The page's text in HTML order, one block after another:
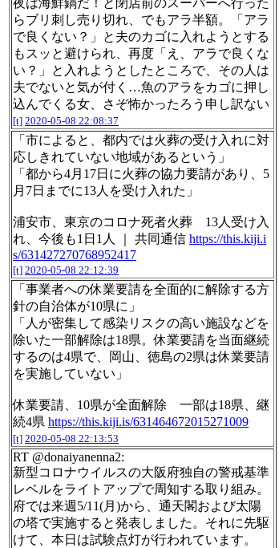
夜は海鮮鍋だ！と閉店前のスーパーへ行った
らブリ刺し売り切れ、でもアラ半額。「アラ
で良くない？」と夫のカゴに入れようとする
もスッと避けられ、再度「え、アラで良くな
い？」と入れようとしたところで、その人は
夫でないと気が付く…魚のアラをカゴに押し
込んでくる女、さぞ怖かったろう申し訳ない
[t] 2020-05-08 22:08:37
「市によると、都内では火葬の受け入れに対
応しきれていない地域があるという」
「都から4月17日に火葬の協力要請があり、5
月7日までに13人を受け入れた」
浦安市、東京のコロナ死者火葬 13人受け入
れ、今後も1日1人 ｜ 共同通信 https://this.kiji.i
s/631427270768952417
[t] 2020-05-08 22:12:39
「事業者への休業要請を全面的に解除する方
針の自治体が10県に」
「人が密集して感染リスクの高い施設などを
除いた一部解除は18県。休業要請を当面継続
するのは4県で、岡山、徳島の2県は休業要請
を実施していない」
休業要請、10県が全面解除 一部は18県、継
続4県 https://this.kiji.is/631464672015271009
[t] 2020-05-08 22:13:53
RT @donaiyanenna2:
新型コロナウイルスの大阪府独自の警戒基準
レベルをライトアップで周知する取り組み。
府では来週5/11(月)から、通天閣および太陽
の塔で実施すると発表しました。それに先駆
けて、本日は試験点灯が行われています。